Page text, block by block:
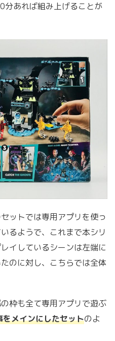
あれば組み上げることが
ットでは専用アプリを使っ
るようで、これまで本シリ
イしているシーンは左端に
のに対し、こちらでは全体
枠も全て専用アプリで遊ぶ
をメインにしたセットのよ